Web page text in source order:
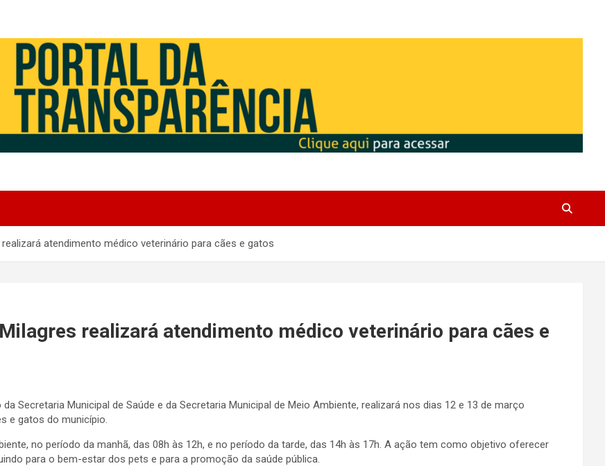
atendimento médico veterinário para cães e gatos
realizará atendimento médico veterinário para cães e
Secretaria Municipal de Saúde e da Secretaria Municipal de Meio Ambiente, realizará nos dias 12 e 13 de março
e gatos do município.
no período da manhã, das 08h às 12h, e no período da tarde, das 14h às 17h. A ação tem como objetivo oferecer
para o bem-estar dos pets e para a promoção da saúde pública.